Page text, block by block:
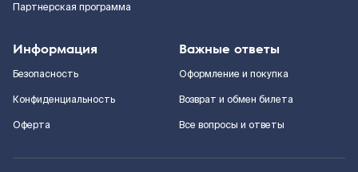
Партнерская программа
Информация
Безопасность
Конфиденциальность
Оферта
Важные ответы
Оформление и покупка
Возврат и обмен билета
Все вопросы и ответы